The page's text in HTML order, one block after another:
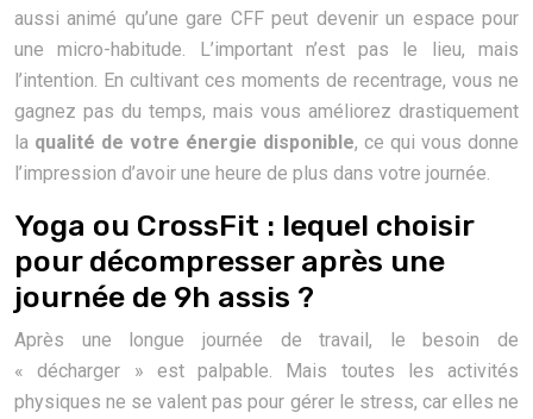
aussi animé qu’une gare CFF peut devenir un espace pour
une micro-habitude. L’important n’est pas le lieu, mais
l’intention. En cultivant ces moments de recentrage, vous ne
gagnez pas du temps, mais vous améliorez drastiquement
la qualité de votre énergie disponible, ce qui vous donne
l’impression d’avoir une heure de plus dans votre journée.
Yoga ou CrossFit : lequel choisir
pour décompresser après une
journée de 9h assis ?
Après une longue journée de travail, le besoin de
« décharger » est palpable. Mais toutes les activités
physiques ne se valent pas pour gérer le stress, car elles ne